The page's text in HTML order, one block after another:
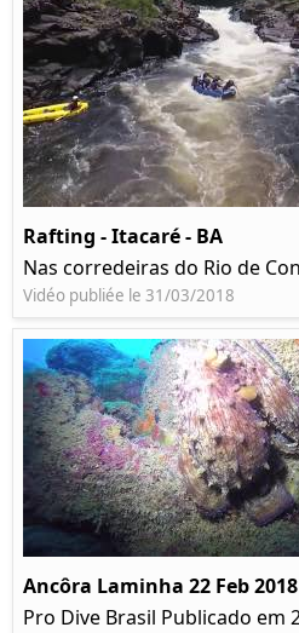
Rafting - Itacaré - BA
Nas corredeiras do Rio de
Vidéo publiée le 31/03/2018
Ancôra Laminha 22 Feb 2018
Pro Dive Brasil Publicado em